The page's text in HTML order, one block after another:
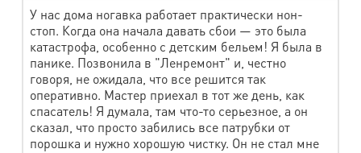
Чехол на диван, наматрасник 2 сп.
Спальный мешок
840 руб.
Коврик для ванной
640 руб.
Конверт детский
790 руб.
Флаг
630 руб.
У нас дома ногавка работает практически нон-
стоп. Когда она начала давать сбои — это была
катастрофа, особенно с детским бельем! Я была в
панике. Позвонила в "Ленремонт" и, честно
говоря, не ожидала, что все решится так
оперативно. Мастер приехал в тот же день, как
спасатель! Я думала, там что-то серьезное, а он
сказал, что просто забились все патрубки от
порошка и нужно хорошую чистку. Он не стал мне